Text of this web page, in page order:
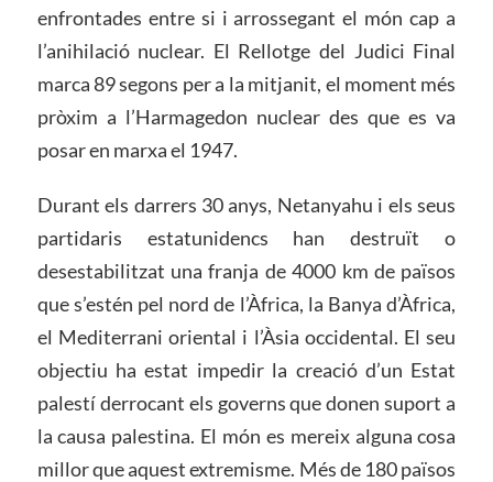
enfrontades entre si i arrossegant el món cap a
l’anihilació nuclear. El Rellotge del Judici Final
marca 89 segons per a la mitjanit, el moment més
pròxim a l’Harmagedon nuclear des que es va
posar en marxa el 1947.
Durant els darrers 30 anys, Netanyahu i els seus
partidaris estatunidencs han destruït o
desestabilitzat una franja de 4000 km de països
que s’estén pel nord de l’Àfrica, la Banya d’Àfrica,
el Mediterrani oriental i l’Àsia occidental. El seu
objectiu ha estat impedir la creació d’un Estat
palestí derrocant els governs que donen suport a
la causa palestina. El món es mereix alguna cosa
millor que aquest extremisme. Més de 180 països